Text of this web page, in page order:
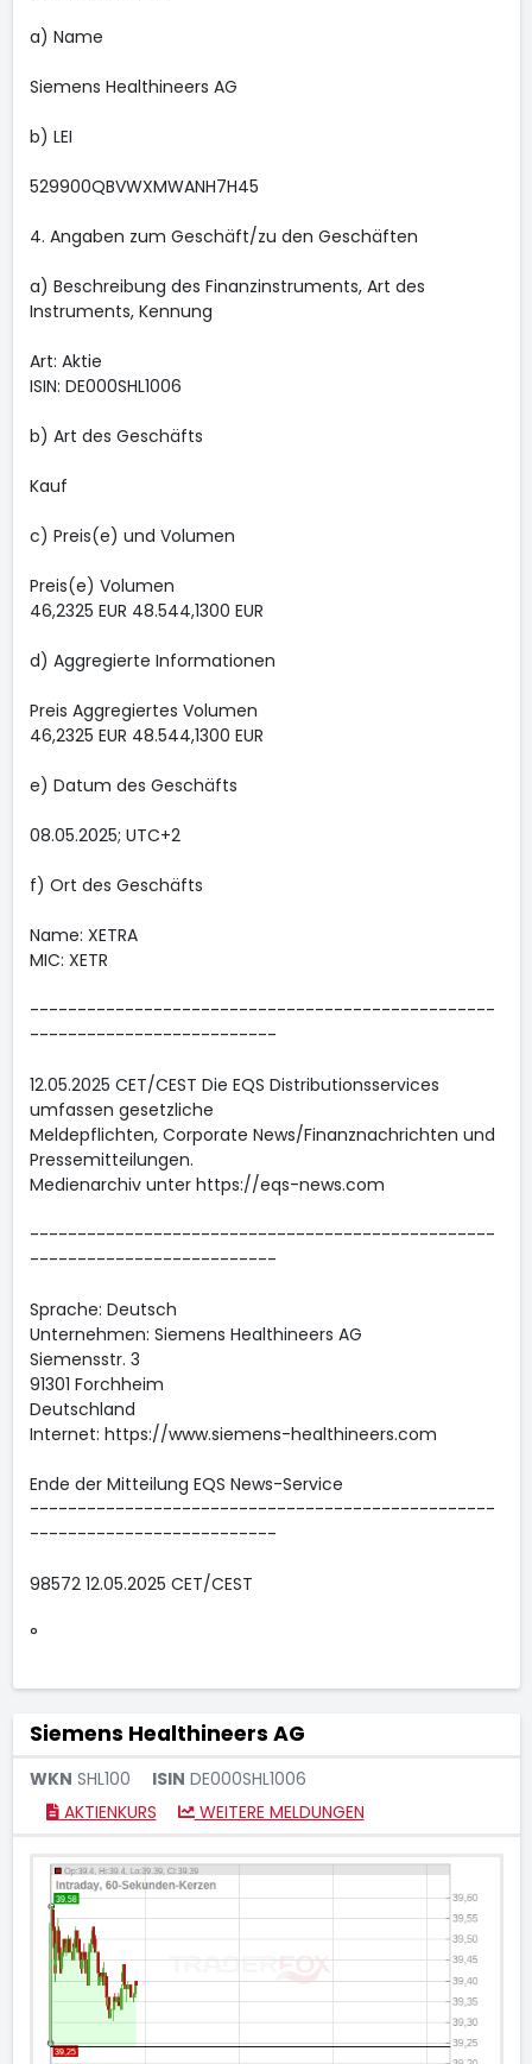
a) Name
Siemens Healthineers AG
b) LEI
529900QBVWXMWANH7H45
4. Angaben zum Geschäft/zu den Geschäften
a) Beschreibung des Finanzinstruments, Art des
Instruments, Kennung
Art: Aktie
ISIN: DE000SHL1006
b) Art des Geschäfts
Kauf
c) Preis(e) und Volumen
Preis(e) Volumen
46,2325 EUR 48.544,1300 EUR
d) Aggregierte Informationen
Preis Aggregiertes Volumen
46,2325 EUR 48.544,1300 EUR
e) Datum des Geschäfts
08.05.2025; UTC+2
f) Ort des Geschäfts
Name: XETRA
MIC: XETR
-------------------------------------------------
--------------------------
12.05.2025 CET/CEST Die EQS Distributionsservices
umfassen gesetzliche
Meldepflichten, Corporate News/Finanznachrichten und
Pressemitteilungen.
Medienarchiv unter https://eqs-news.com
-------------------------------------------------
--------------------------
Sprache: Deutsch
Unternehmen: Siemens Healthineers AG
Siemensstr. 3
91301 Forchheim
Deutschland
Internet: https://www.siemens-healthineers.com
Ende der Mitteilung EQS News-Service
-------------------------------------------------
--------------------------
98572 12.05.2025 CET/CEST
°
Siemens Healthineers AG
WKN SHL100 ISIN DE000SHL1006
AKTIENKURS
WEITERE MELDUNGEN